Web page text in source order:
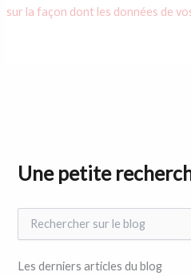
sur la façon dont les données de
Une petite
hLes derniers articles du blog